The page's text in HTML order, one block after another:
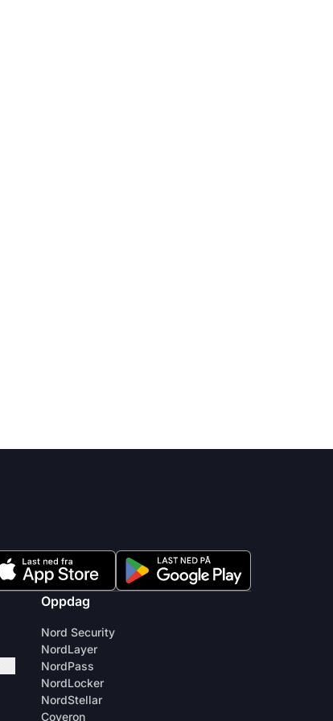
Oppdag
Nord Security
NordLayer
NordPass
NordLocker
NordStellar
Coveron